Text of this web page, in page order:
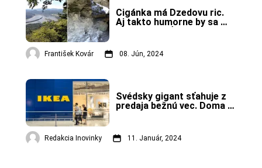
Cigánka má Dzedovu ric.
Aj takto humorne by sa
František Kovár 08. Jún, 2024
Švédsky gigant sťahuje z
predaja bežnú vec. Doma
Redakcia Inovinky 11. Január, 2024